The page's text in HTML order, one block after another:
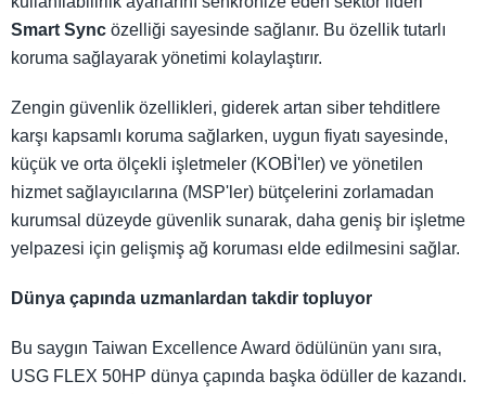
Smart Sync özelliği sayesinde sağlanır. Bu özellik tutarlı
koruma sağlayarak yönetimi kolaylaştırır.
Zengin güvenlik özellikleri, giderek artan siber tehditlere
karşı kapsamlı koruma sağlarken, uygun fiyatı sayesinde,
küçük ve orta ölçekli işletmeler (KOBİ'ler) ve yönetilen
hizmet sağlayıcılarına (MSP'ler) bütçelerini zorlamadan
kurumsal düzeyde güvenlik sunarak, daha geniş bir işletme
yelpazesi için gelişmiş ağ koruması elde edilmesini sağlar.
Dünya çapında uzmanlardan takdir topluyor
Bu saygın Taiwan Excellence Award ödülünün yanı sıra,
USG FLEX 50HP dünya çapında başka ödüller de kazandı.